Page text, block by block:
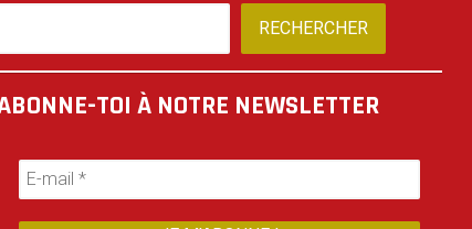
RECHERCHER
TOI À NOTRE NEWSLETTER